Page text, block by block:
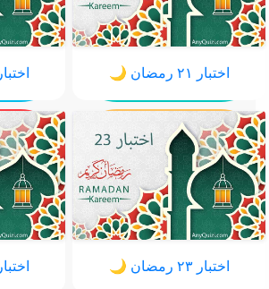
اختبار ٢١ رمضان 🌙 اختبار ٢٢ رمضان 🌙
اختبار ٢٣ رمضان 🌙 اختبار ٢٤ رمضان 🌙